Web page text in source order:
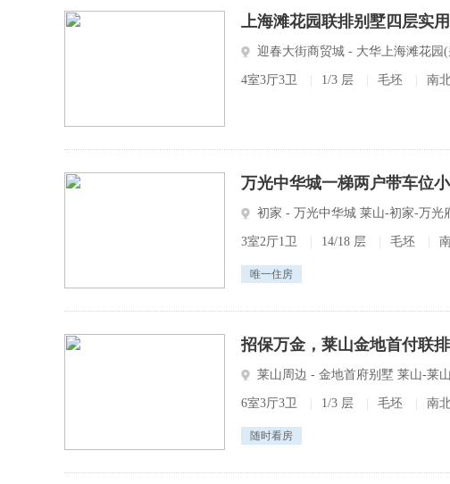
上海滩花园联排别墅四层实
迎春大街商贸城 - 大华上海滩花
园(别墅)
4室3厅3卫 1/3 层 毛坯 南
万光中华城一梯两户带车位
初家 - 万光中华城 莱山-初家-万光
3室2厅1卫 14/18 层 毛坯
唯一住房
招保万金，莱山金地首付联
莱山周边 - 金地首府别墅 莱山-莱
6室3厅3卫 1/3 层 毛坯 南
随时看房